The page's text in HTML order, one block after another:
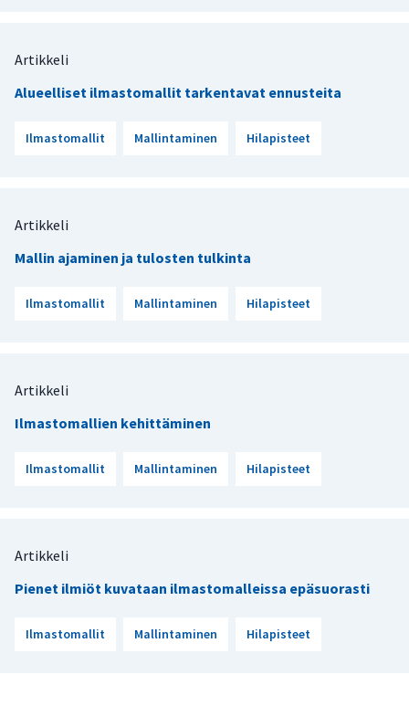
Artikkeli
Alueelliset ilmastomallit tarkentavat ennusteita
Ilmastomallit Mallintaminen Hilapisteet
Artikkeli
Mallin ajaminen ja tulosten tulkinta
Ilmastomallit Mallintaminen Hilapisteet
Artikkeli
Ilmastomallien kehittäminen
Ilmastomallit Mallintaminen Hilapisteet
Artikkeli
Pienet ilmiöt kuvataan ilmastomalleissa epäsuorasti
Ilmastomallit Mallintaminen Hilapisteet